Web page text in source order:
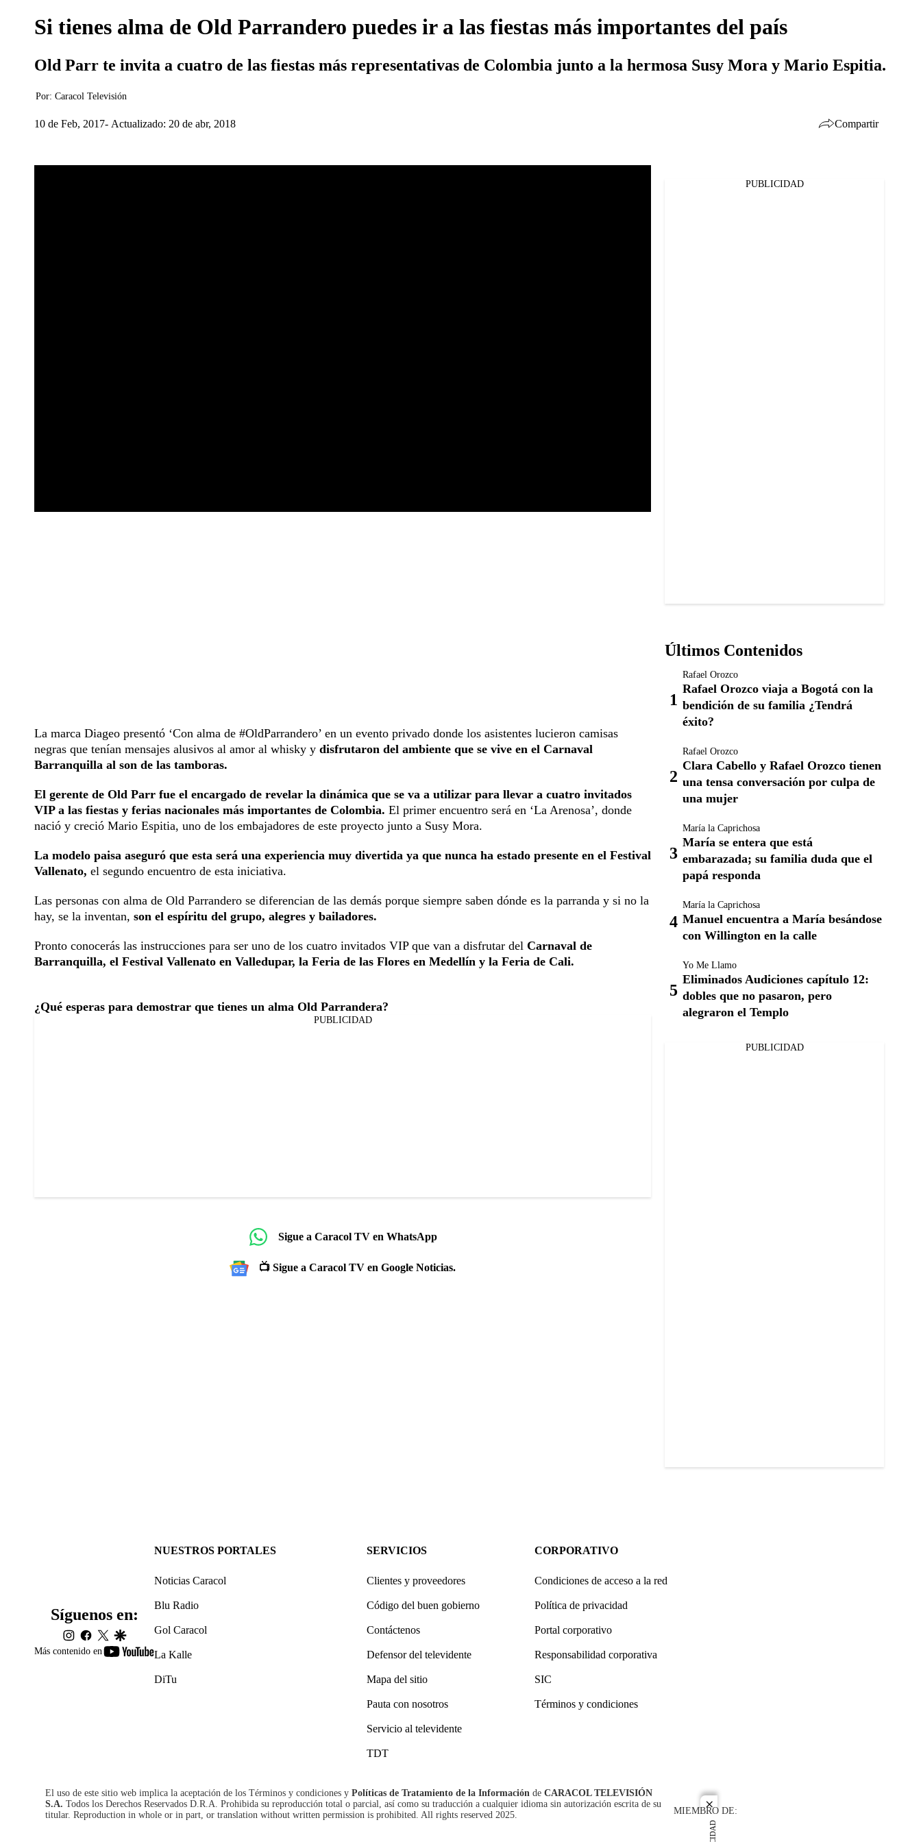
close
Si tienes alma de Old Parrandero puedes ir a las fiestas más importantes del país
Old Parr te invita a cuatro de las fiestas más representativas de Colombia junto a la hermosa Susy Mora y Mario Espitia.
Por: Caracol Televisión
10 de Feb, 2017 Actualizado: 20 de abr, 2018 Compartir
La marca Diageo presentó ‘Con alma de #OldParrandero’ en un evento privado donde los asistentes lucieron camisas
negras que tenían mensajes alusivos al amor al whisky y disfrutaron del ambiente que se vive en el Carnaval
Barranquilla al son de las tamboras.
El gerente de Old Parr fue el encargado de revelar la dinámica que se va a utilizar para llevar a cuatro invitados
VIP a las fiestas y ferias nacionales más importantes de Colombia. El primer encuentro será en ‘La Arenosa’, donde
nació y creció Mario Espitia, uno de los embajadores de este proyecto junto a Susy Mora.
La modelo paisa aseguró que esta será una experiencia muy divertida ya que nunca ha estado presente en el Festival
Vallenato, el segundo encuentro de esta iniciativa.
Las personas con alma de Old Parrandero se diferencian de las demás porque siempre saben dónde es la parranda y si no la
hay, se la inventan, son el espíritu del grupo, alegres y bailadores.
Pronto conocerás las instrucciones para ser uno de los cuatro invitados VIP que van a disfrutar del Carnaval de
Barranquilla, el Festival Vallenato en Valledupar, la Feria de las Flores en Medellín y la Feria de Cali.
¿Qué esperas para demostrar que tienes un alma Old Parrandera?
PUBLICIDAD
Sigue a Caracol TV en WhatsApp
📺 Sigue a Caracol TV en Google Noticias.
PUBLICIDAD
Últimos Contenidos
Rafael Orozco
Rafael Orozco viaja a Bogotá con la
bendición de su familia ¿Tendrá
éxito?
Rafael Orozco
Clara Cabello y Rafael Orozco tienen
una tensa conversación por culpa de
una mujer
María la Caprichosa
María se entera que está
embarazada; su familia duda que el
papá responda
María la Caprichosa
Manuel encuentra a María besándose
con Willington en la calle
Yo Me Llamo
Eliminados Audiciones capítulo 12:
dobles que no pasaron, pero
alegraron el Templo
PUBLICIDAD
Más contenido en
youtube-
Síguenos en:
instagram
facebook
twittergoogle
NUESTROS PORTALES
Noticias Caracol
Blu Radio
Gol Caracol
La Kalle
DiTu
SERVICIOS
Clientes y proveedores
Código del buen gobierno
Contáctenos
Defensor del televidente
Mapa del sitio
Pauta con nosotros
Servicio al televidente
TDT
CORPORATIVO
Condiciones de acceso a la red
Política de privacidad
Portal corporativo
Responsabilidad corporativa
SIC
Términos y condiciones
El uso de este sitio web implica la aceptación de los Términos y condiciones y Políticas de Tratamiento de la Información de CARACOL TELEVISIÓN
S.A. Todos los Derechos Reservados D.R.A. Prohibida su reproducción total o parcial, así como su traducción a cualquier idioma sin autorización escrita de su
titular. Reproduction in whole or in part, or translation without written permission is prohibited. All rights reserved 2025.
MIEMBRO DE: